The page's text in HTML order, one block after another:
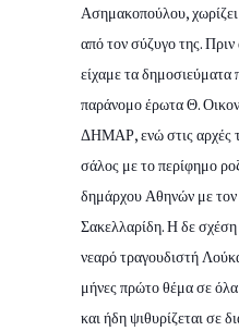
Ασημακοπούλου,
από τον σύζυγο της.
είχαμε τα
παράνομο έρωτα Θ.
ΔΗΜΑΡ, ενώ στις αρχές
σάλος με το περίφημο
δημάρχου Αθηνών με
Σακελλαρίδη. Η δε
νεαρό τραγουδιστή
μήνες πρώτο θέμα σε όλα
και ήδη ψιθυρίζεται σε